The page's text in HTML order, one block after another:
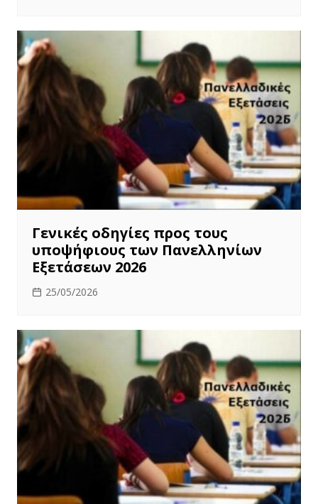
Γενικές οδηγίες προς τους
υποψήφιους των Πανελληνίων
Εξετάσεων 2026
25/05/2026